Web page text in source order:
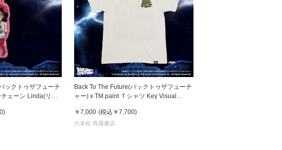
ックトゥザフューチ
ェーン Linda(リン
)
Back To The Future(バックトゥザフューチ
ャー) x TM paint Ｔシャツ Key Visual
￥7,000 (税込 ￥7,700)
六本松 蔦屋書店